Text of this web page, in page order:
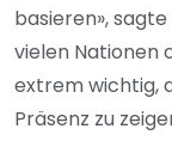
basieren»,
vielen Nationen
extrem wichtig,
Präsenz zu